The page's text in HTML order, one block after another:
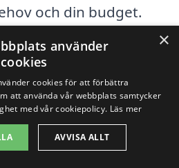
och din budget.
gratis och utan
×
använder
cookies
cookies för att förbättra
att använda vår webbplats samtycker
med vår cookiepolicy. Läs mer
AVVISA ALLT